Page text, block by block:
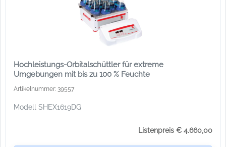
Hochleistungs-Orbitalschüttler für extreme
Umgebungen mit bis zu 100 % Feuchte
Artikelnummer: 39557
Modell SHEX1619DG
Listenpreis € 4.660,00